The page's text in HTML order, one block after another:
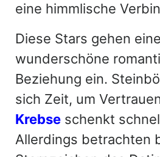
eine himmlische
Diese Stars gehen eine
wunderschöne
Beziehung ein.
sich Zeit, um
Krebse schenkt
Allerdings betrachten